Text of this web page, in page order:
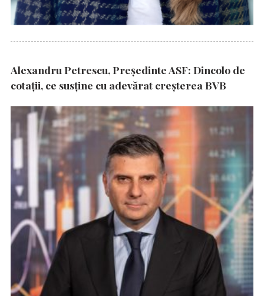
Alexandru Petrescu, Președinte ASF: Dincolo de
cotații, ce susține cu adevărat creșterea BVB